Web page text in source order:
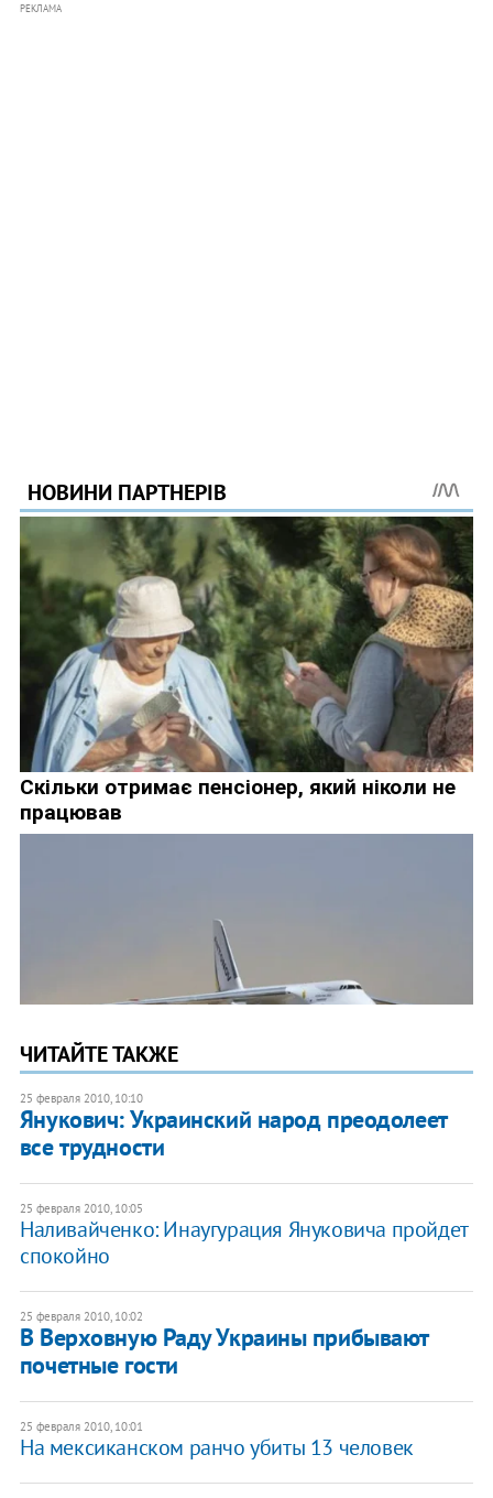
РЕКЛАМА
ЧИТАЙТЕ ТАКЖЕ
25 февраля 2010, 10:10
Янукович: Украинский народ преодолеет
все трудности
25 февраля 2010, 10:05
Наливайченко: Инаугурация Януковича пройдет
спокойно
25 февраля 2010, 10:02
В Верховную Раду Украины прибывают
почетные гости
25 февраля 2010, 10:01
На мексиканском ранчо убиты 13 человек